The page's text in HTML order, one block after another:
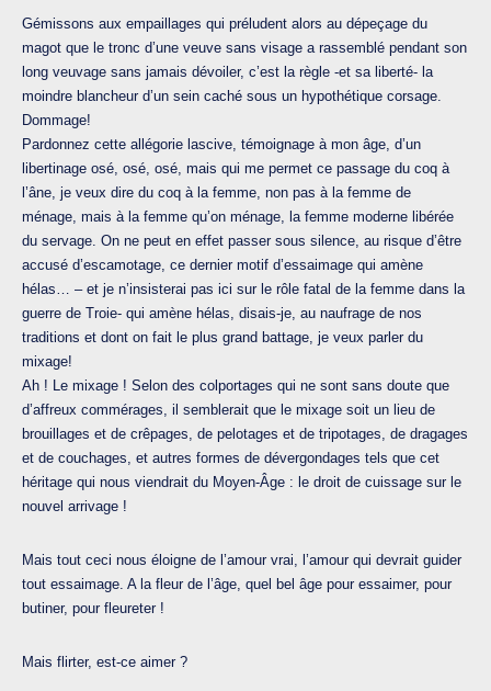
Gémissons aux empaillages qui préludent alors au dépeçage du
magot que le tronc d’une veuve sans visage a rassemblé pendant son
long veuvage sans jamais dévoiler, c’est la règle -et sa liberté- la
moindre blancheur d’un sein caché sous un hypothétique corsage.
Dommage!
Pardonnez cette allégorie lascive, témoignage à mon âge, d’un
libertinage osé, osé, osé, mais qui me permet ce passage du coq à
l’âne, je veux dire du coq à la femme, non pas à la femme de
ménage, mais à la femme qu’on ménage, la femme moderne libérée
du servage. On ne peut en effet passer sous silence, au risque d’être
accusé d’escamotage, ce dernier motif d’essaimage qui amène
hélas… – et je n’insisterai pas ici sur le rôle fatal de la femme dans la
guerre de Troie- qui amène hélas, disais-je, au naufrage de nos
traditions et dont on fait le plus grand battage, je veux parler du
mixage!
Ah ! Le mixage ! Selon des colportages qui ne sont sans doute que
d’affreux commérages, il semblerait que le mixage soit un lieu de
brouillages et de crêpages, de pelotages et de tripotages, de dragages
et de couchages, et autres formes de dévergondages tels que cet
héritage qui nous viendrait du Moyen-Âge : le droit de cuissage sur le
nouvel arrivage !
Mais tout ceci nous éloigne de l’amour vrai, l’amour qui devrait guider
tout essaimage. A la fleur de l’âge, quel bel âge pour essaimer, pour
butiner, pour fleureter !
Mais flirter, est-ce aimer ?